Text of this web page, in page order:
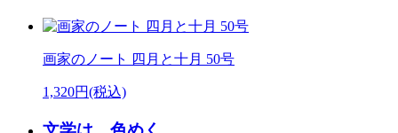
画家のノート 四月と十月 50号
1,320円(税込)